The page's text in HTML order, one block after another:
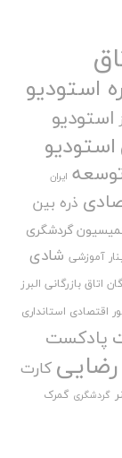
استودیو
استودیو
استودیو
ایران
ذره بین
گردشگری
آموزشی شادی
اتاق بازرگانی البرز
اقتصادی استانداری
پادکست
کارت
گردشگری گمرک